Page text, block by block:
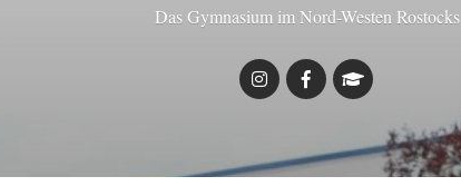
Das Gymnasium im Nord-Westen Rostocks